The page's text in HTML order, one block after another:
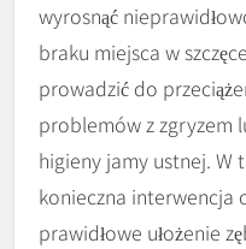
wyrosnąć
braku miejsca w
prowadzić do
problemów z zgryzem
higieny jamy ustnej. W
konieczna interwencja
prawidłowe ułożenie